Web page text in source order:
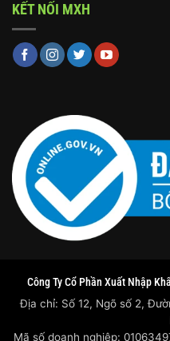
KẾT NỐI MXH
Công Ty Cổ Phần Xuất Nhập
Địa chỉ: Số 12, Ngõ số 2,
Mã số doanh nghiệp: